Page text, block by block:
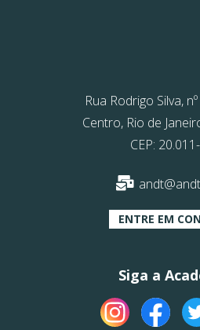
Rua Rodrigo Silva,
Centro, Rio de
CEP:
ENTRE EM
Siga a